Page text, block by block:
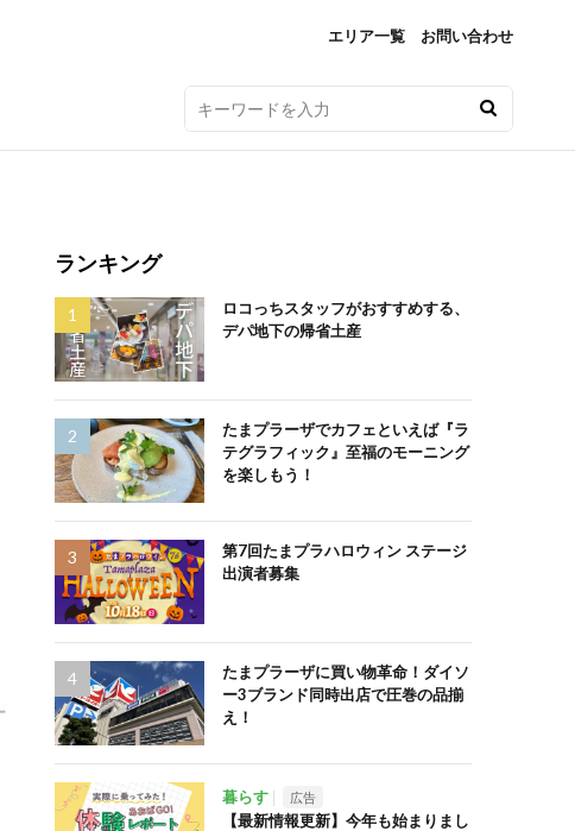
エリア一覧 お問い合わせ
ランキング
ロコっちスタッフがおすすめする、
デパ地下の帰省土産
たまプラーザでカフェといえば『ラ
テグラフィック』至福のモーニング
を楽しもう！
第7回たまプラハロウィン ステージ
出演者募集
たまプラーザに買い物革命！ダイソ
ー3ブランド同時出店で圧巻の品揃
え！
暮らす 広告
【最新情報更新】今年も始まりまし